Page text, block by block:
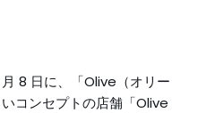
8 日に、「Olive（オリー
コンセプトの店舗「Olive